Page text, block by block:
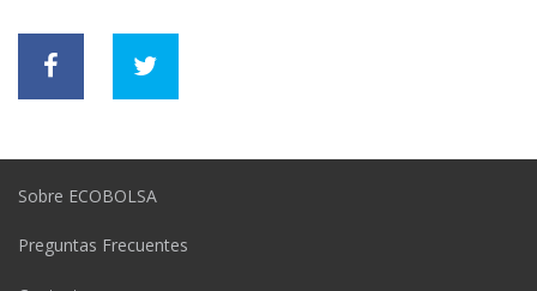
Sobre ECOBOLSA
Preguntas Frecuentes